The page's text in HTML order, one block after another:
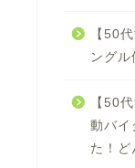
【50
ングル
【50
動バイ
た！ど